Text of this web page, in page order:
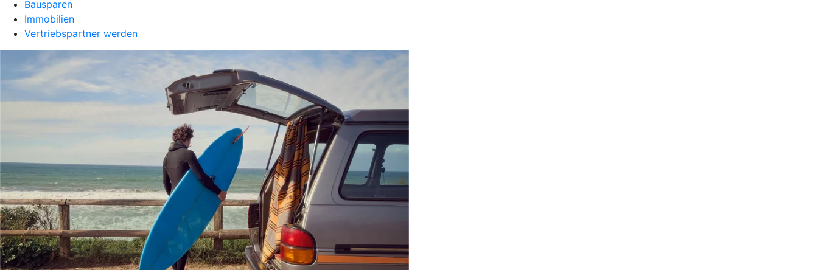
Bausparen
Immobilien
Vertriebspartner werden